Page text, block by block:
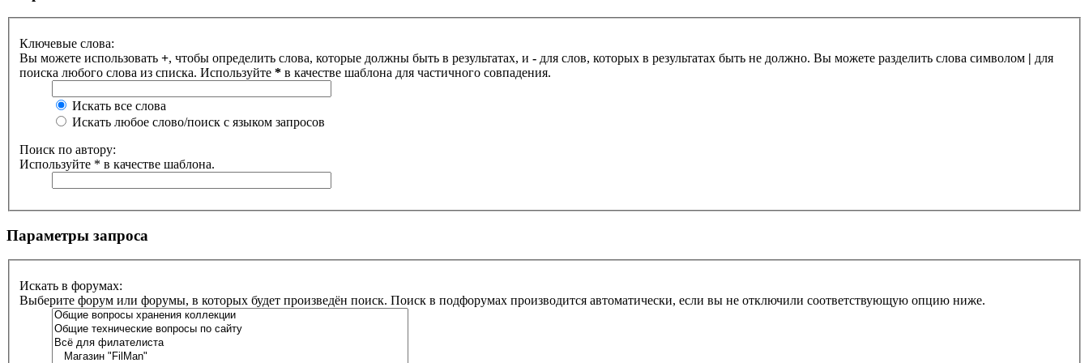
Ключевые слова:
Вы можете использовать +, чтобы определить слова, которые должны быть в результатах, и - для слов, которых в результатах быть не должно. Вы можете разделить слова символом | для
поиска любого слова из списка. Используйте * в качестве шаблона для частичного совпадения.
Искать все слова
Искать любое слово/поиск с языком запросов
Поиск по автору:
Используйте * в качестве шаблона.
Параметры запроса
Искать в форумах:
Выберите форум или форумы, в которых будет произведён поиск. Поиск в подфорумах производится автоматически, если вы не отключили соответствующую опцию ниже.